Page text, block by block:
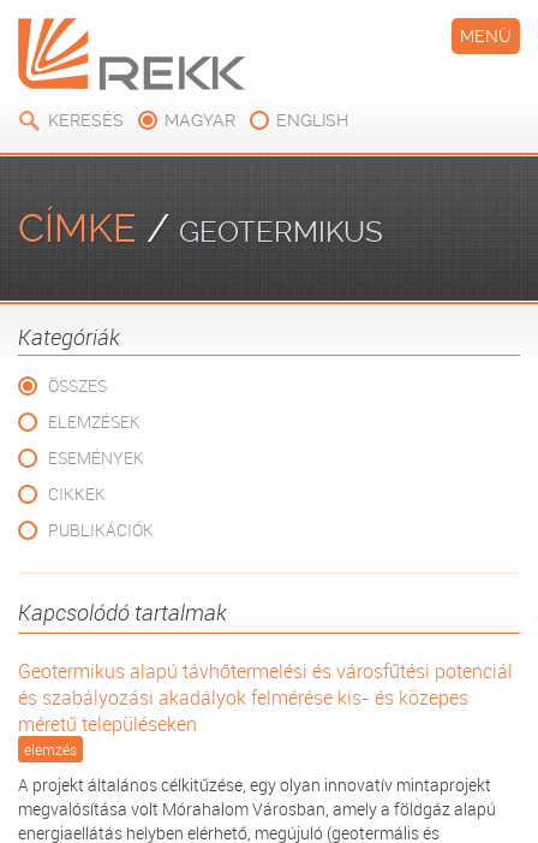
KERESÉS MAGYAR ENGLISH
MENÜ
CÍMKE / GEOTERMIKUS
Kategóriák
ÖSSZES
ELEMZÉSEK
ESEMÉNYEK
CIKKEK
PUBLIKÁCIÓK
Kapcsolódó tartalmak
Geotermikus alapú távhőtermelési és városfűtési potenciál
és szabályozási akadályok felmérése kis- és közepes
méretű településeken
elemzés
A projekt általános célkitűzése, egy olyan innovatív mintaprojekt
megvalósítása volt Mórahalom Városban, amely a földgáz alapú
energiaellátás helyben elérhető, megújuló (geotermális és